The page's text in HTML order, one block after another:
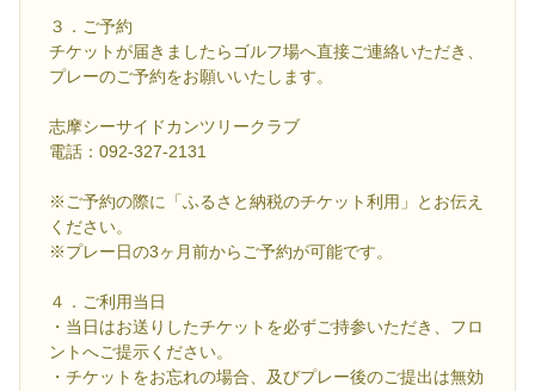
３．ご予約
チケットが届きましたらゴルフ場へ直接ご連絡いただき、
プレーのご予約をお願いいたします。
志摩シーサイドカンツリークラブ
電話：092-327-2131
※ご予約の際に「ふるさと納税のチケット利用」とお伝え
ください。
※プレー日の3ヶ月前からご予約が可能です。
４．ご利用当日
・当日はお送りしたチケットを必ずご持参いただき、フロ
ントへご提示ください。
・チケットをお忘れの場合、及びプレー後のご提出は無効